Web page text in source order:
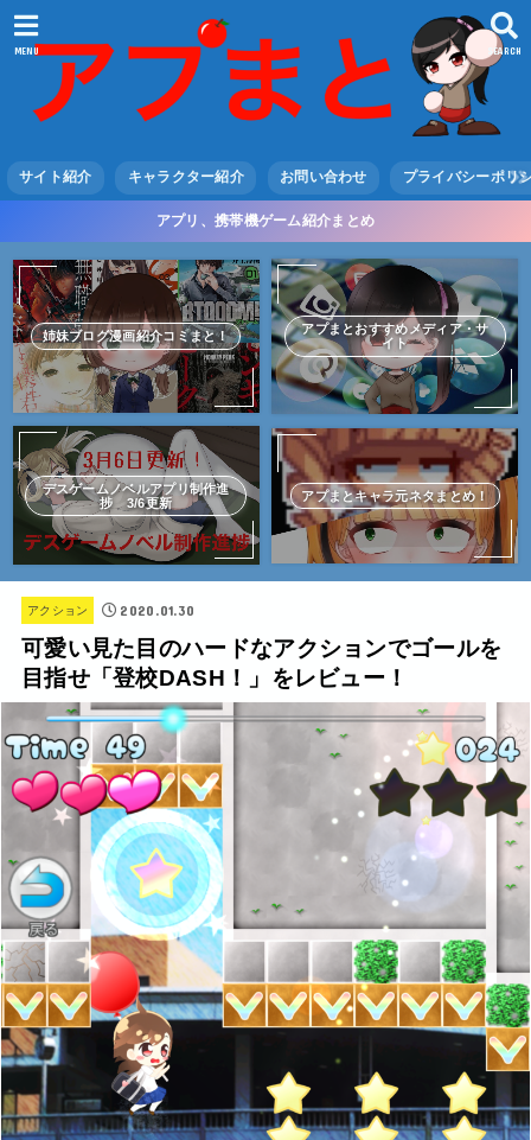
SEARCH
MENU
サイト紹介 キャラクター紹介 お問い合わせ プライバシーポリ
アプリ、携帯機ゲーム紹介まとめ
姉妹ブログ漫画紹介コミまと！
アプまとおすすめメディア・サ
イト
デスゲームノベルアプリ制作進
捗 3/6更新
アプまとキャラ元ネタまとめ！
アクション 2020.01.30
可愛い見た目のハードなアクションでゴールを
目指せ「登校DASH！」をレビュー！